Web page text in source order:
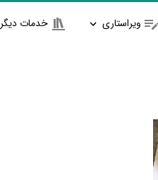
ویراستاری خدمات دیگر